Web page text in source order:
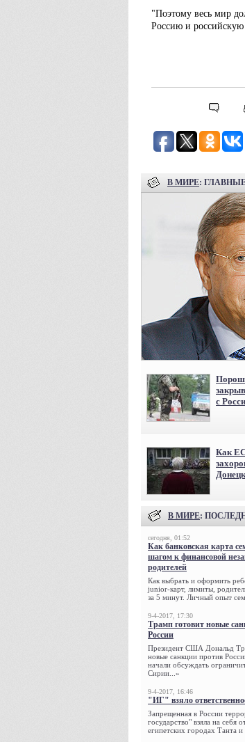
"Поэтому весь мир
Россию и
В МИРЕ:
с
Как
В МИРЕ:
сегодня, 01:52
Как банковская карта
шагом к финансовой
родителей
Как выбрать и оформить
junior-карт, лимиты,
за 5 минут. Личный опыт
9-4-2017, 17:30
Трамп готовит новые
России
Президент США Дональд
новые санкции против
начали обсуждать
Сирии...»
9-4-2017, 16:46
"ИГ" взяло
Запрещенная в России
государство" взяла на себя
египетских городах Танта